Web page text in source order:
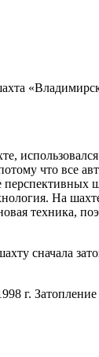
что все
На
техника,
сначала
г. Затопление